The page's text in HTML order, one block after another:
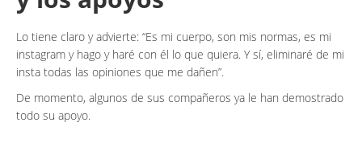
Lo tiene claro y advierte: “Es mi cuerpo, son mis normas, es mi
instagram y hago y haré con él lo que quiera. Y sí, eliminaré de mi
insta todas las opiniones que me dañen”.
De momento, algunos de sus compañeros ya le han demostrado
todo su apoyo.